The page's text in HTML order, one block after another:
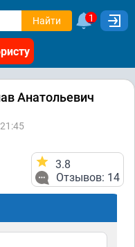
Найти 1
Анатольевич
3.8
Отзывов: 14